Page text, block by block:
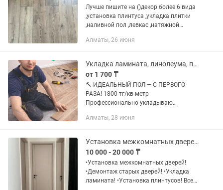
Лучше пишите на ()декор более 6 вида
,установка плинтуса ,укладка плитки
,наливной пол ,левкас ,натяжной
,ПОЛНОСТЬЮ КВ,ДОМ ПОД КЛЮЧ
Алматы, 26 июня
Укладка ламината, линолеума, плинтуса
от 1 700 ₸
🔨 ИДЕАЛЬНЫЙ ПОЛ — С ПЕРВОГО
РАЗА! 1800 тг/кв метр
Профессионально укладываю
фанеру, OSB, панели ПВХ. Делаю
подготовку основания. Делаю...
Алматы, 28 июня
Установка межкомнатных дверей / укладка ламината / установка плинтусов
10 000 - 20 000 ₸
•Установка межкомнатных дверей!
•Демонтаж старых дверей! •Укладка
ламината! •Установка плинтусов! Все